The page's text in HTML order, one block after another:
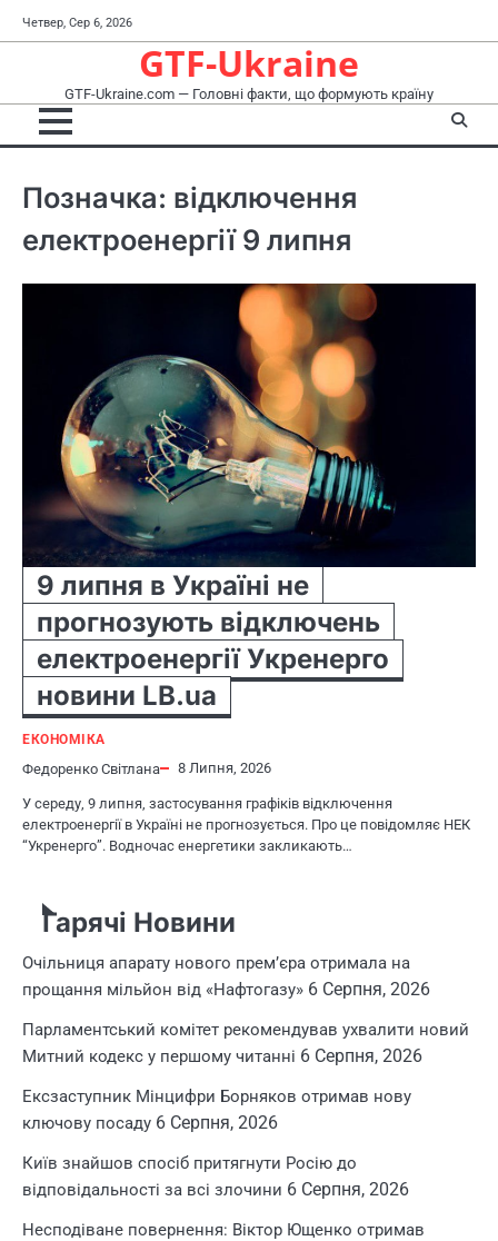
до
Четвер, Сер 6, 2026
GTF-Ukraine
GTF-Ukraine.com — Головні факти, що формують країну
Позначка: відключення
електроенергії 9 липня
9 липня в Україні не
прогнозують відключень
електроенергії Укренерго
новини LB.ua
ЕКОНОМІКА
Федоренко Світлана 8 Липня, 2026
У середу, 9 липня, застосування графіків відключення
електроенергії в Україні не прогнозується. Про це повідомляє НЕК
“Укренерго”. Водночас енергетики закликають…
Гарячі Новини
Очільниця апарату нового прем’єра отримала на
прощання мільйон від «Нафтогазу» 6 Серпня, 2026
Парламентський комітет рекомендував ухвалити новий
Митний кодекс у першому читанні 6 Серпня, 2026
Ексзаступник Мінцифри Борняков отримав нову
ключову посаду 6 Серпня, 2026
Київ знайшов спосіб притягнути Росію до
відповідальності за всі злочини 6 Серпня, 2026
Несподіване повернення: Віктор Ющенко отримав